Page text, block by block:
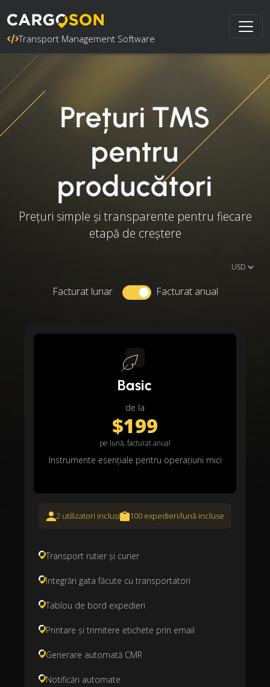
Transport Management Software
Prețuri TMS
pentru
producători
Prețuri simple și transparente pentru fiecare
etapă de creștere
Facturat lunar Facturat anual
Basic
de la
$199
pe lună, facturat anual
Instrumente esențiale pentru operațiuni mici
2 utilizatori incluși 100 expedieri/lună incluse
Transport rutier și curier
Integrări gata făcute cu transportatori
Tablou de bord expedieri
Printare și trimitere etichete prin email
Generare automată CMR
Notificări automate